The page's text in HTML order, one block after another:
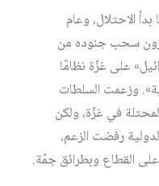
عام 1967، عندما بدأ الاحتلال، وعام
شارون سحب جنوده من
على غزّة نظامًا
وزعمت السلطات
في غزّة، ولكن
رفضت الزعم،
القطاع وبطرائق جمّة.